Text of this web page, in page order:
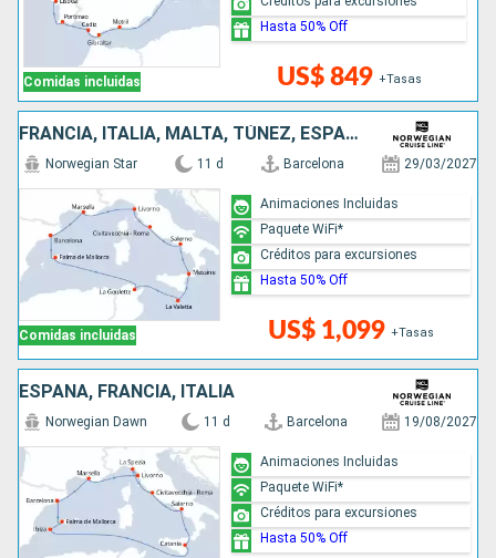
Comidas incluidas US$ 849 +Tasas
Hasta 50% Off
FRANCIA, ITALIA, MALTA, TÚNEZ, ESPAÑA
Comidas incluidas
Norwegian Star 11 d Barcelona 29/03/2027
US$ 1,099 +Tasas
Animaciones Incluidas
Paquete WiFi*
Créditos para excursiones
Hasta 50% Off
ESPAÑA, FRANCIA, ITALIA
Norwegian Dawn 11 d Barcelona 19/08/2027
Animaciones Incluidas
Paquete WiFi*
Créditos para excursiones
Hasta 50% Off